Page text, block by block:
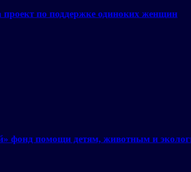
по поддержке одиноких женщин
фонд помощи детям, животным и